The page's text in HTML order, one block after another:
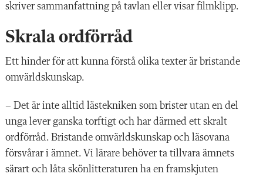
skriver sammanfattning på tavlan eller visar filmklipp.
Skrala ordförråd
Ett hinder för att kunna förstå olika texter är bristande
omvärldskunskap.
– Det är inte alltid lästekniken som brister utan en del
unga lever ganska torftigt och har därmed ett skralt
ordförråd. Bristande omvärldskunskap och läsovana
försvårar i ämnet. Vi lärare behöver ta tillvara ämnets
särart och låta skönlitteraturen ha en framskjuten